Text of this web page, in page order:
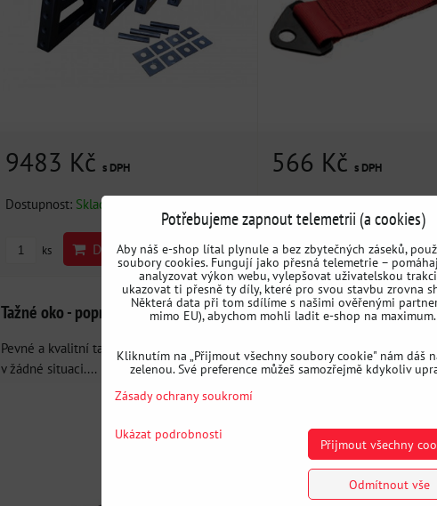
9483 Kč s DPH
Dostupnost: Skladem
ks DO KOŠÍKU
566 Kč s DPH
ks DO KOŠÍKU
Tažné oko - popruh Sabelt
Pevné a kvalitní tažné oko, které nezklame
v žádné situaci....
Tažné oko BMW E36 / E46
Velmi kvalitní a pevné tažné
primárně k tažení...
Potřebujeme zapnout telemetrii (a cookies)
Aby náš e-shop lítal plynule a bez zbytečných záseků,
soubory cookies. Fungují jako přesná telemetrie –
analyzovat výkon webu, vylepšovat uživatelskou
ukazovat ti přesně ty díly, které pro svou stavbu zrovna
Některá data při tom sdílíme s našimi ověřenými
mimo EU), abychom mohli ladit e-shop na maximum.
Kliknutím na „Přijmout všechny soubory cookie" nám dáš
zelenou. Své preference můžeš samozřejmě kdykoliv
Zásady ochrany soukromí
Ukázat podrobnosti
Přijmout všechny
Odmítnout vše